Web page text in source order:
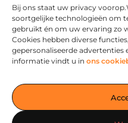
Bij ons staat uw privacy
soortgelijke technologieën om
gebruikt én om uw ervaring zo
Cookies hebben diverse
gepersonaliseerde advertenties
informatie vindt u in ons
— Verken prikkelende
tips voor een bewuster en
verzameld op één